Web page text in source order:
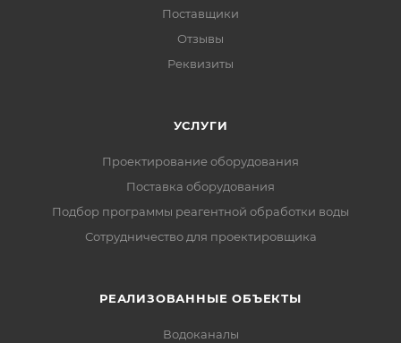
Поставщики
Отзывы
Реквизиты
УСЛУГИ
Проектирование оборудования
Поставка оборудования
Подбор программы реагентной обработки воды
Сотрудничество для проектировщика
РЕАЛИЗОВАННЫЕ ОБЪЕКТЫ
Водоканалы